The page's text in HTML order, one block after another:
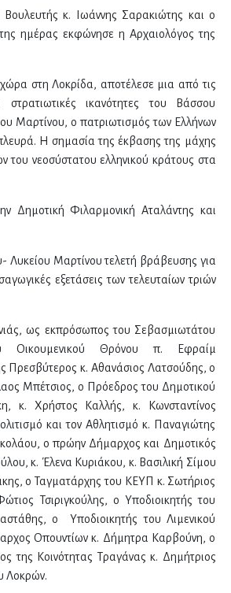
κ. Ιωάννης Σαρακιώτης και ο
ημέρας εκφώνησε η Αρχαιολόγος της
στη Λοκρίδα, αποτέλεσε μια από τις
ικανότητες του Βάσσου
Μαρτίνου, ο πατριωτισμός των Ελλήνων
Η σημασία της έκβασης της μάχης
του νεοσύστατου ελληνικού κράτους στα
Δημοτική Φιλαρμονική Αταλάντης και
Λυκείου Μαρτίνου τελετή βράβευσης για
εξετάσεις των τελευταίων τριών
ως εκπρόσωπος του Σεβασμιωτάτου
Οικουμενικού Θρόνου π. Εφραίμ
Πρεσβύτερος κ. Αθανάσιος Λατσούδης, ο
Μπέτσιος, ο Πρόεδρος του Δημοτικού
κ. Χρήστος Καλλής, κ. Κωνσταντίνος
και τον Αθλητισμό κ. Παναγιώτης
ο πρώην Δήμαρχος και Δημοτικός
κ. Έλενα Κυριάκου, κ. Βασιλική Σίμου
ο Ταγματάρχης του ΚΕΥΠ κ. Σωτήριος
Τσιριγκούλης, ο Υποδιοικητής του
ο Υποδιοικητής του Λιμενικού
Οπουντίων κ. Δήμητρα Καρβούνη, ο
της Κοινότητας Τραγάνας κ. Δημήτριος
Λοκρών.